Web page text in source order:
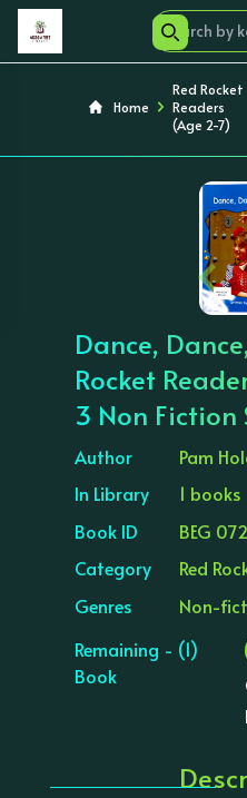
Home
Red Rocket
Readers
(Age 2-7)
‹
Dance,
Rocket
3 Non Fiction
Author
Pam
In Library
1 books
Book ID
BEG
Category
Red
Genres
Non-
Remaining - (1)
Book